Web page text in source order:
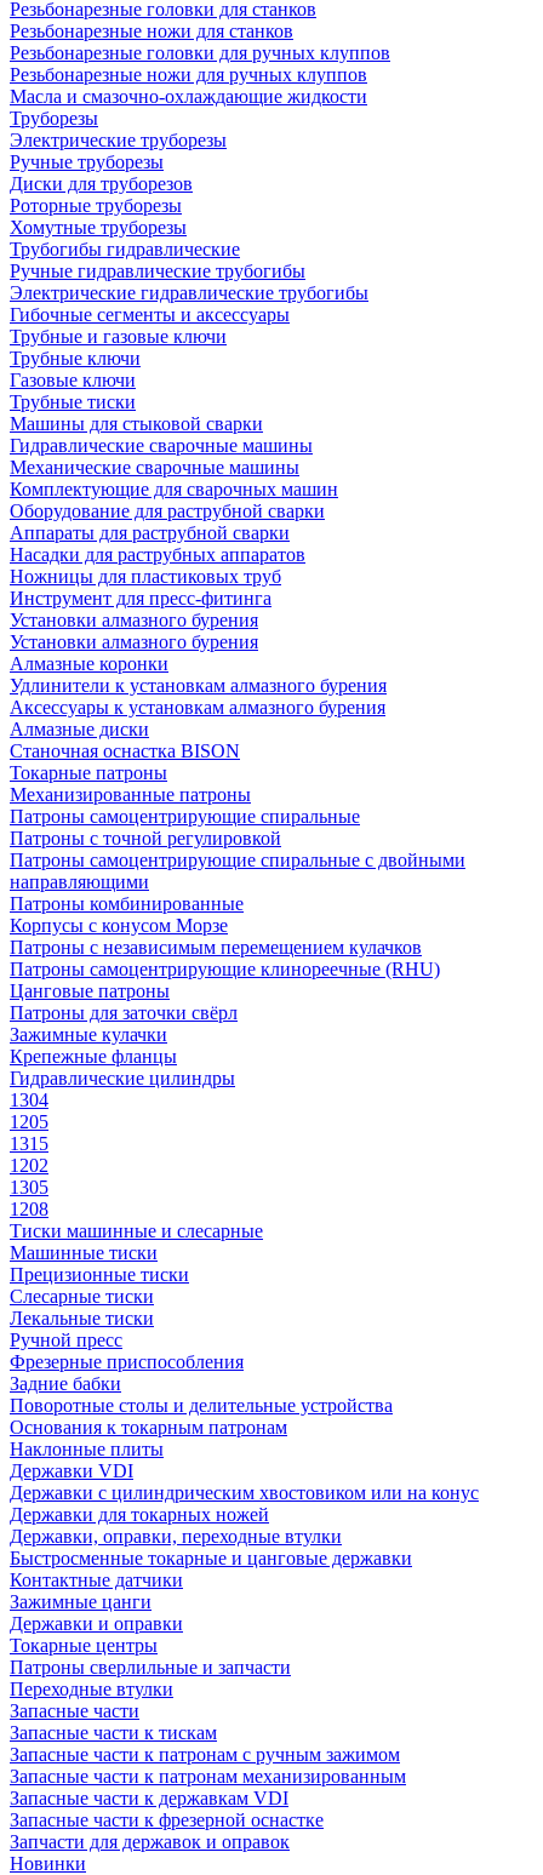
Резьбонарезные головки для станков
Резьбонарезные ножи для станков
Резьбонарезные головки для ручных клуппов
Резьбонарезные ножи для ручных клуппов
Масла и смазочно-охлаждающие жидкости
Труборезы
Электрические труборезы
Ручные труборезы
Диски для труборезов
Роторные труборезы
Хомутные труборезы
Трубогибы гидравлические
Ручные гидравлические трубогибы
Электрические гидравлические трубогибы
Гибочные сегменты и аксессуары
Трубные и газовые ключи
Трубные ключи
Газовые ключи
Трубные тиски
Машины для стыковой сварки
Гидравлические сварочные машины
Механические сварочные машины
Комплектующие для сварочных машин
Оборудование для раструбной сварки
Аппараты для раструбной сварки
Насадки для раструбных аппаратов
Ножницы для пластиковых труб
Инструмент для пресс-фитинга
Установки алмазного бурения
Установки алмазного бурения
Алмазные коронки
Удлинители к установкам алмазного бурения
Аксессуары к установкам алмазного бурения
Алмазные диски
Станочная оснастка BISON
Токарные патроны
Механизированные патроны
Патроны самоцентрирующие спиральные
Патроны с точной регулировкой
Патроны самоцентрирующие спиральные с двойными
направляющими
Патроны комбинированные
Корпусы с конусом Морзе
Патроны с независимым перемещением кулачков
Патроны самоцентрирующие клинореечные (RHU)
Цанговые патроны
Патроны для заточки свёрл
Зажимные кулачки
Крепежные фланцы
Гидравлические цилиндры
1304
1205
1315
1202
1305
1208
Тиски машинные и слесарные
Машинные тиски
Прецизионные тиски
Слесарные тиски
Лекальные тиски
Ручной пресс
Фрезерные приспособления
Задние бабки
Поворотные столы и делительные устройства
Основания к токарным патронам
Наклонные плиты
Державки VDI
Державки с цилиндрическим хвостовиком или на конус
Державки для токарных ножей
Державки, оправки, переходные втулки
Быстросменные токарные и цанговые державки
Контактные датчики
Зажимные цанги
Державки и оправки
Токарные центры
Патроны сверлильные и запчасти
Переходные втулки
Запасные части
Запасные части к тискам
Запасные части к патронам с ручным зажимом
Запасные части к патронам механизированным
Запасные части к державкам VDI
Запасные части к фрезерной оснастке
Запчасти для державок и оправок
Новинки